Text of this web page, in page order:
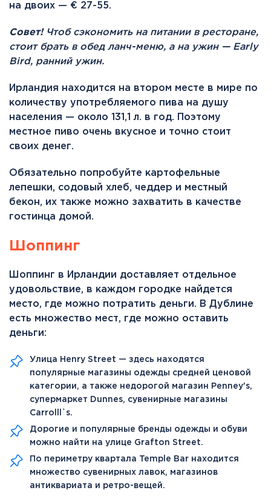
на двоих — € 27-55.
Совет!Чтоб сэкономить на питании в ресторане,
стоит брать в обед ланч-меню, а на ужин — Early
Bird, ранний ужин.
Ирландия находится на втором месте в мире по
количеству употребляемого пива на душу
населения — около 131,1 л. в год. Поэтому
местное пиво очень вкусное и точно стоит
своих денег.
Обязательно попробуйте картофельные
лепешки, содовый хлеб, чеддер и местный
бекон, их также можно захватить в качестве
гостинца домой.
Шоппинг
Шоппинг в Ирландии доставляет отдельное
удовольствие, в каждом городке найдется
место, где можно потратить деньги. В Дублине
есть множество мест, где можно оставить
деньги:
Улица Henry Street — здесь находятся
популярные магазины одежды средней ценовой
категории, а также недорогой магазин Penney's,
супермаркет Dunnes, сувенирные магазины
Carrolll`s.
Дорогие и популярные бренды одежды и обуви
можно найти на улице Grafton Street.
По периметру квартала Temple Bar находится
множество сувенирных лавок, магазинов
антиквариата и ретро-вещей.